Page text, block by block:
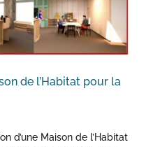
de l’Habitat pour la
d’une Maison de l’Habitat